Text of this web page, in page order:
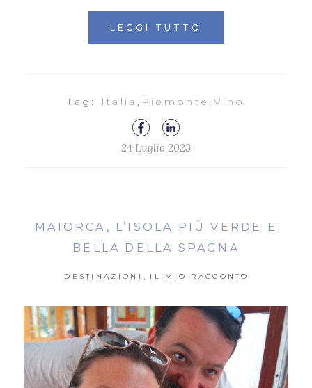
LEGGI TUTTO
Tag: Italia , Piemonte , Vino
24 Luglio 2023
MAIORCA, L’ISOLA PIÙ VERDE E
BELLA DELLA SPAGNA
DESTINAZIONI IL MIO RACCONTO